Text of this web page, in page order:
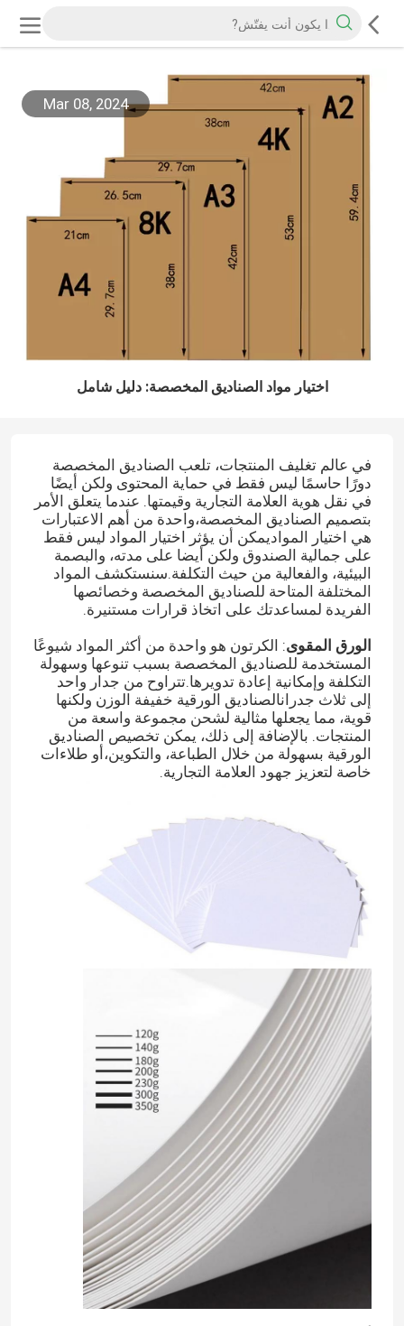
Mar 08, 2024
اختيار مواد الصناديق المخصصة: دليل شامل
في عالم تغليف المنتجات، تلعب الصناديق المخصصة
دورًا حاسمًا ليس فقط في حماية المحتوى ولكن أيضًا
في نقل هوية العلامة التجارية وقيمتها. عندما يتعلق الأمر
بتصميم الصناديق المخصصة،واحدة من أهم الاعتبارات
هي اختيار المواديمكن أن يؤثر اختيار المواد ليس فقط
على جمالية الصندوق ولكن أيضا على مدته، والبصمة
البيئية، والفعالية من حيث التكلفة.سنستكشف المواد
المختلفة المتاحة للصناديق المخصصة وخصائصها
الفريدة لمساعدتك على اتخاذ قرارات مستنيرة.
الورق المقوى: الكرتون هو واحدة من أكثر المواد شيوعًا
المستخدمة للصناديق المخصصة بسبب تنوعها وسهولة
التكلفة وإمكانية إعادة تدويرها.تتراوح من جدار واحد
إلى ثلاث جدرانالصناديق الورقية خفيفة الوزن ولكنها
قوية، مما يجعلها مثالية لشحن مجموعة واسعة من
المنتجات. بالإضافة إلى ذلك، يمكن تخصيص الصناديق
الورقية بسهولة من خلال الطباعة، والتكوين،أو طلاءات
خاصة لتعزيز جهود العلامة التجارية.